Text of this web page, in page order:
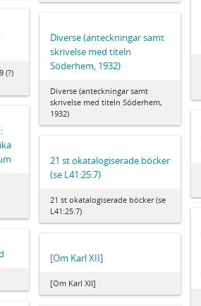
(?)
Diverse (anteckningar samt
skrivelse med titeln
Söderhem, 1932)
Diverse (anteckningar samt
skrivelse med titeln Söderhem,
1932)
21 st okatalogiserade böcker
(se L41:25:7)
21 st okatalogiserade böcker (se
L41:25:7)
[Om Karl XII]
[Om Karl XII]